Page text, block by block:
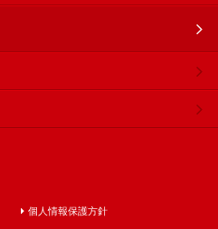
個人情報保護方針